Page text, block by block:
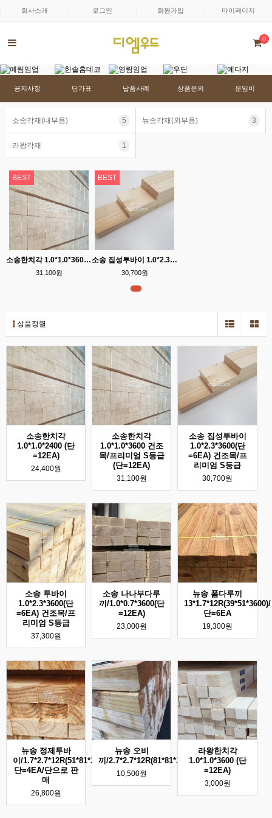
회사소개 로그인 회원가입 마이페이지
0
공지사항 단가표 납품사례 상품문의 운임비
소송각재(내부용) 5 뉴송각재(외부용) 3
라왕각재 1
BEST
소송한치각 1.0*1.0*3600 건조목/프리미엄 S등급 (단=12EA)
31,100원
BEST
소송 집성투바이 1.0*2.3*3600(단=6EA) 건조목/프리미엄 S등급
30,700원
상품정렬
소송한치각
1.0*1.0*2400 (단
=12EA)
24,400원
소송한치각
1.0*1.0*3600 건조
목/프리미엄 S등급
(단=12EA)
31,100원
소송 집성투바이
1.0*2.3*3600(단
=6EA) 건조목/프
리미엄 S등급
30,700원
소송 투바이
1.0*2.3*3600(단
=6EA) 건조목/프
리미엄 S등급
37,300원
소송 나나부다루
끼/1.0*0.7*3600(단
=12EA)
23,000원
뉴송 폼다루끼
13*1.7*12R(39*51*3600)/
단=6EA
19,300원
뉴송 정제투바
이/1.7*2.7*12R(51*81*3600)/
단=4EA/단으로 판
매
26,800원
뉴송 오비
끼/2.7*2.7*12R(81*81*3600)
10,500원
라왕한치각
1.0*1.0*3600 (단
=12EA)
3,000원